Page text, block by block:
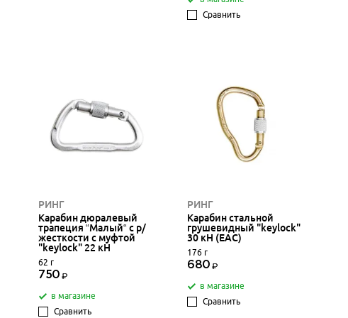
Сравнить
РИНГ
Карабин дюралевый
трапеция “Малый“ с р/
жесткости с муфтой
"keylock" 22 кН
62 г
750
в магазине
Сравнить
РИНГ
Карабин стальной
грушевидный "keylock"
30 кН (ЕАС)
176 г
680
в магазине
Сравнить